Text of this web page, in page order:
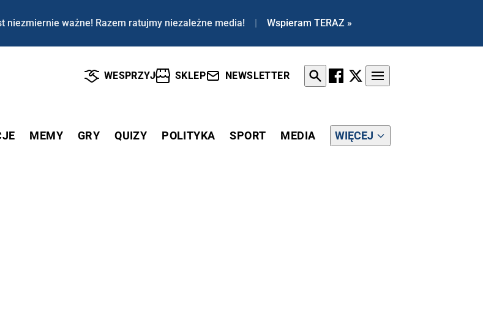
niezmiernie ważne! Razem ratujmy niezależne media! | Wspieram TERAZ »
WESPRZYJ SKLEP NEWSLETTER
MEMY GRY QUIZY POLITYKA SPORT MEDIA WIĘCEJ